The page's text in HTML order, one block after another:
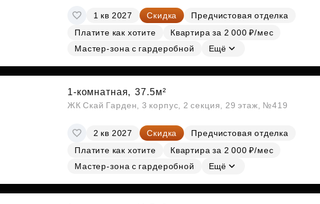
1 кв 2027 Скидка
Предчистовая отделка
Платите как хотите
Квартира за 2 000 ₽/мес
Мастер-зона с гардеробной
Ещё
1-комнатная, 37.5м²
ЖК Скай Гарден, 3 корпус, 2 секция, 29 этаж, №419
2 кв 2027 Скидка
Предчистовая отделка
Платите как хотите
Квартира за 2 000 ₽/мес
Мастер-зона с гардеробной
Ещё